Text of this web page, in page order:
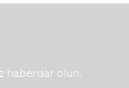
haberdar olun.